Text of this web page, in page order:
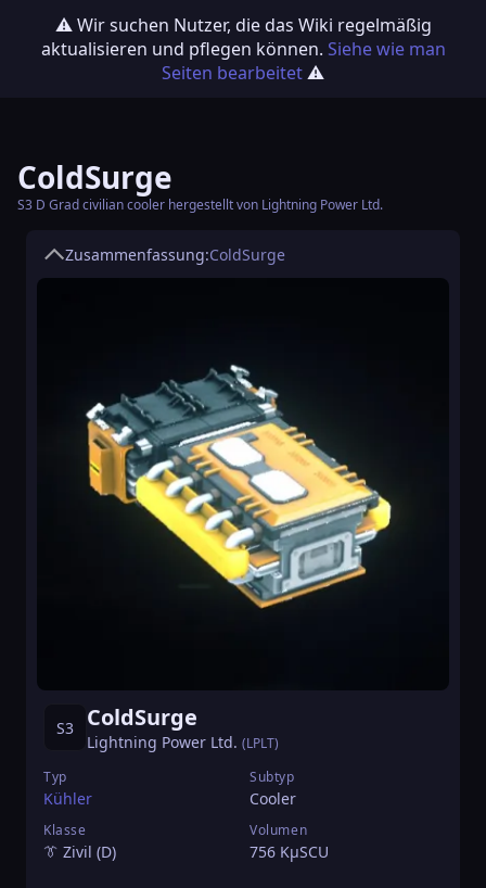
⚠️ Wir suchen Nutzer, die das Wiki regelmäßig
aktualisieren und pflegen können. Siehe wie man
Seiten bearbeitet⚠️
ColdSurge
S3 D Grad civilian cooler hergestellt von Lightning Power Ltd.
Zusammenfassung:ColdSurge
S3 ColdSurge
Lightning Power Ltd. (LPLT)
Typ
Kühler
Subtyp
Cooler
Klasse
👔 Zivil (D)
Volumen
756 KµSCU